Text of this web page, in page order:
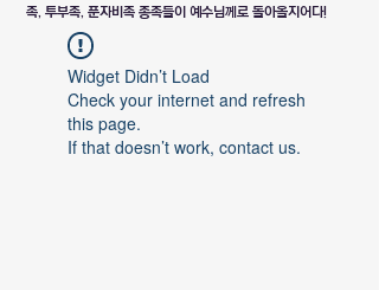
족, 투부족, 푼자비족 종족들이 예수님께로 돌아올지어다!
Widget Didn’t Load
Check your internet and refresh
this page.
If that doesn’t work, contact us.